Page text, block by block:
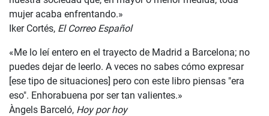
mujer acaba enfrentando.»
Iker Cortés, El Correo Español
«Me lo leí entero en el trayecto de Madrid a Barcelona; no
puedes dejar de leerlo. A veces no sabes cómo expresar
[ese tipo de situaciones] pero con este libro piensas "era
eso". Enhorabuena por ser tan valientes.»
Àngels Barceló, Hoy por hoy